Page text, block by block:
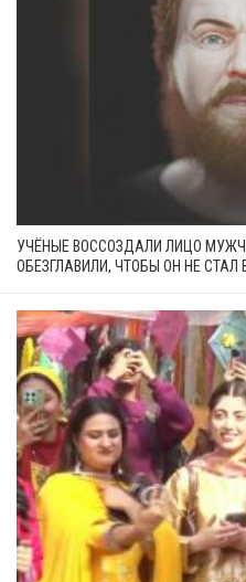
УЧЁНЫЕ ВОССОЗДАЛИ ЛИЦО
ОБЕЗГЛАВИЛИ, ЧТОБЫ ОН НЕ